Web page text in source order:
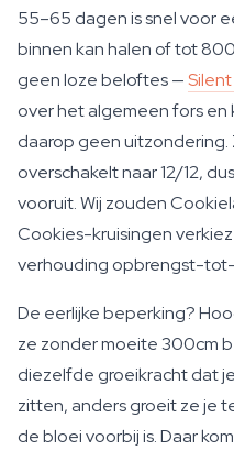
55–65 dagen is snel voor
binnen kan halen of tot
geen loze beloftes —
over het algemeen fors
daarop geen
overschakelt naar 12/12,
vooruit. Wij zouden
Cookies-kruisingen
verhouding opbrengst-
De eerlijke beperking?
ze zonder moeite 300cm
diezelfde groeikracht dat
zitten, anders groeit ze je
de bloei voorbij is. Daar